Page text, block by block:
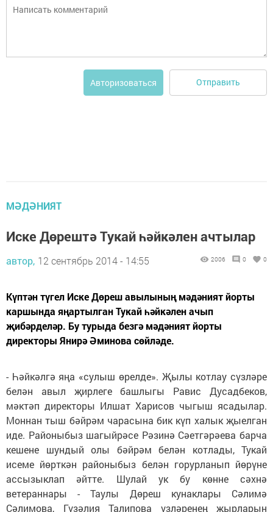
Авторизоваться Отправить
МӘДӘНИЯТ
Иске Дөрештә Тукай һәйкәлен ачтылар
автор, 12 сентябрь 2014 - 14:55 2006 0 0
Күптән түгел Иске Дөреш авылының мәдәният йорты
каршында яңартылган Тукай һәйкәлен ачып
җибәрделәр. Бу турыда безгә мәдәният йорты
директоры Янирә Әминова сөйләде.
- Һәйкәлгә яңа «сулыш өрелде». Җылы котлау сүзләре
белән авыл җирлеге башлыгы Равис Дусадбеков,
мәктәп директоры Илшат Харисов чыгыш ясадылар.
Моннан тыш бәйрәм чарасына бик күп халык җыелган
иде. Районыбыз шагыйрәсе Рәзинә Сәетгәрәева барча
кешене шундый олы бәйрәм белән котлады, Тукай
исеме йөрткән районыбыз белән горурланып йөрүне
ассызыклап әйтте. Шулай ук бу көнне сәхнә
ветераннары - Таулы Дөреш кунаклары Сәлимә
Сәлимова, Гүзәлия Талипова үзләренең җырларын